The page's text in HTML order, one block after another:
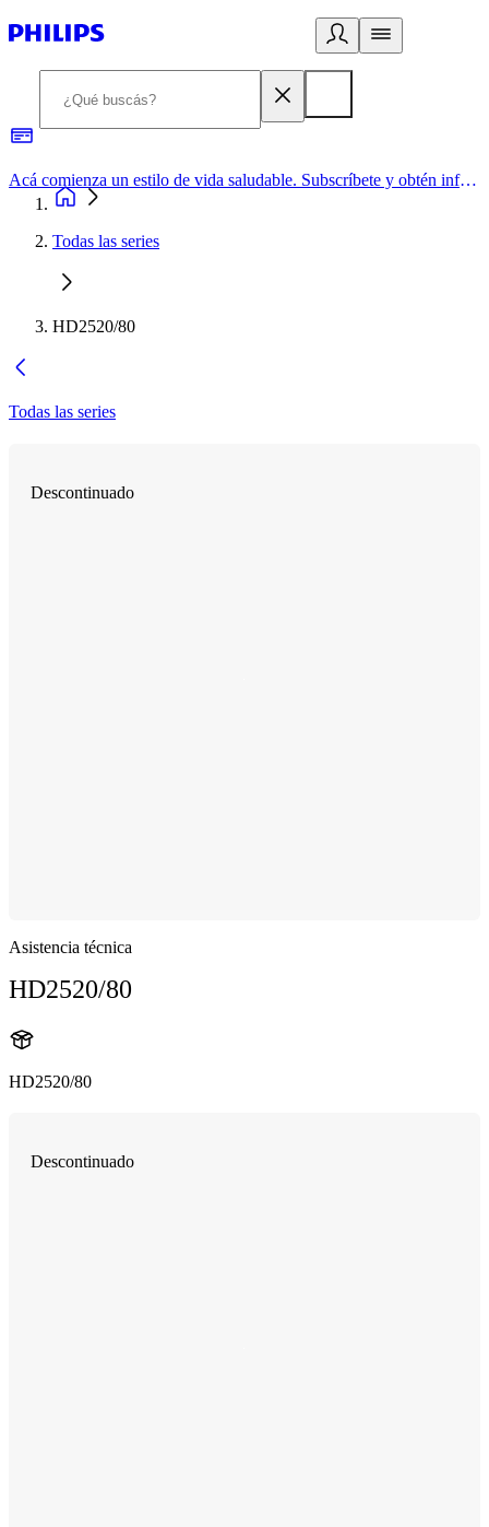
Acá comienza un estilo de vida saludable. Subscríbete y obtén información de primera mano
Todas las series
HD2520/80
Todas las series
Descontinuado
Asistencia técnica
HD2520/80
HD2520/80
Descontinuado